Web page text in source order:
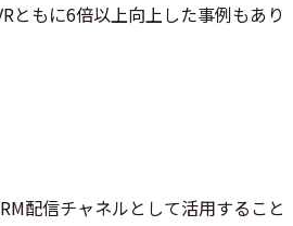
ともに6倍以上向上した事例もあり
配信チャネルとして活用すること